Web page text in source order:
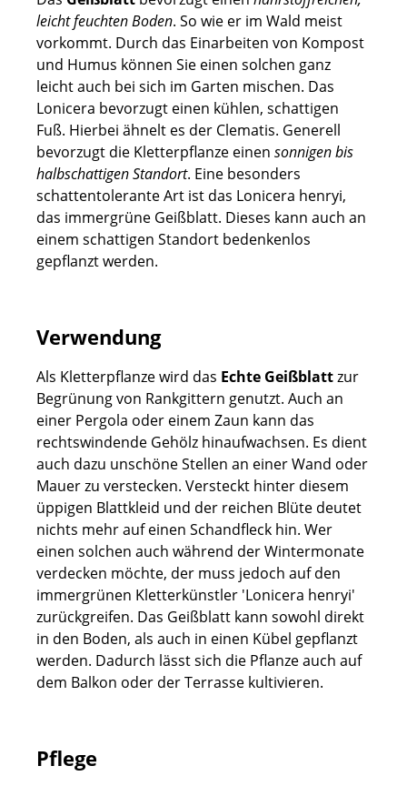
leicht feuchten Boden. So wie er im Wald meist
vorkommt. Durch das Einarbeiten von Kompost
und Humus können Sie einen solchen ganz
leicht auch bei sich im Garten mischen. Das
Lonicera bevorzugt einen kühlen, schattigen
Fuß. Hierbei ähnelt es der Clematis. Generell
bevorzugt die Kletterpflanze einen sonnigen bis
halbschattigen Standort. Eine besonders
schattentolerante Art ist das Lonicera henryi,
das immergrüne Geißblatt. Dieses kann auch an
einem schattigen Standort bedenkenlos
gepflanzt werden.
Verwendung
Als Kletterpflanze wird das Echte Geißblattzur
Begrünung von Rankgittern genutzt. Auch an
einer Pergola oder einem Zaun kann das
rechtswindende Gehölz hinaufwachsen. Es dient
auch dazu unschöne Stellen an einer Wand oder
Mauer zu verstecken. Versteckt hinter diesem
üppigen Blattkleid und der reichen Blüte deutet
nichts mehr auf einen Schandfleck hin. Wer
einen solchen auch während der Wintermonate
verdecken möchte, der muss jedoch auf den
immergrünen Kletterkünstler 'Lonicera henryi'
zurückgreifen. Das Geißblatt kann sowohl direkt
in den Boden, als auch in einen Kübel gepflanzt
werden. Dadurch lässt sich die Pflanze auch auf
dem Balkon oder der Terrasse kultivieren.
Pflege